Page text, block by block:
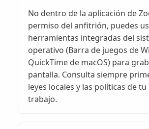
No dentro de la aplicación de
permiso del anfitrión, puedes
herramientas integradas del
operativo (Barra de juegos de
QuickTime de macOS) para
pantalla. Consulta siempre
leyes locales y las políticas de
trabajo.